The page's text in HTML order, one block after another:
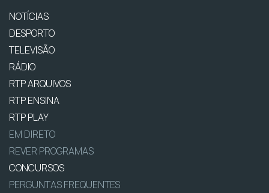
NOTÍCIAS
DESPORTO
TELEVISÃO
RÁDIO
RTP ARQUIVOS
RTP ENSINA
RTP PLAY
EM DIRETO
REVER PROGRAMAS
CONCURSOS
PERGUNTAS FREQUENTES